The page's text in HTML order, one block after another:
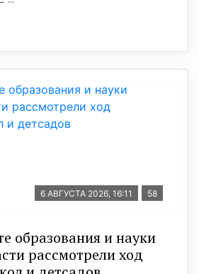
6 АВГУСТА 2026, 16:11 58
образования и науки
рассмотрели ход